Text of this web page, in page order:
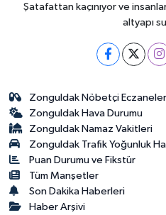
Şatafattan kaçınıyor ve
altyapı
Zonguldak Nöbetçi Eczaneler
Zonguldak Hava Durumu
Zonguldak Namaz Vakitleri
Zonguldak Trafik Yoğunluk
Puan Durumu ve Fikstür
Tüm Manşetler
Son Dakika Haberleri
Haber Arşivi